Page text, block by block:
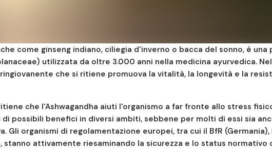
come ginseng indiano, ciliegia d'inverno o bacca del sonno, è una
utilizzata da oltre 3.000 anni nella medicina ayurvedica.
che si ritiene promuova la vitalità, la longevità e la
che l'Ashwagandha aiuti l'organismo a far fronte allo stress
possibili benefici in diversi ambiti, sebbene per molti di essi sia
organismi di regolamentazione europei, tra cui il BfR (Germania),
attivamente riesaminando la sicurezza e lo status normativo